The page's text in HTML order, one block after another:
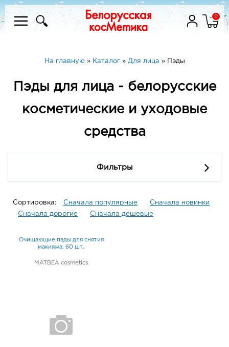
0
На главную» Каталог» Для лица » Пэды
Пэды для лица - белорусские
косметические и уходовые
средства
Фильтры
Сортировка: Сначала популярные
Сначала новинки
Сначала дорогие
Сначала дешевые
Очищающие пэды для снятия
макияжа, 60 шт.
MATBEA cosmetics